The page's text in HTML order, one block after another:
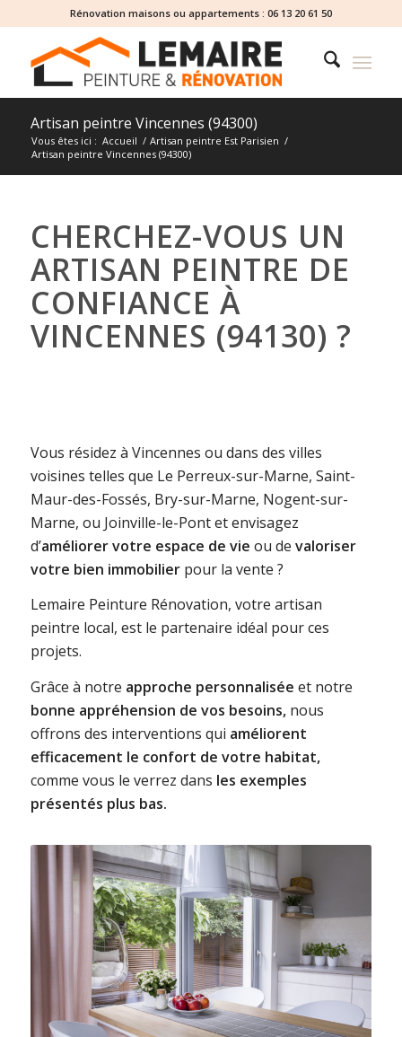
Rénovation maisons ou appartements : 06 13 20 61 50
Artisan peintre Vincennes (94300)
Vous êtes ici : Accueil / Artisan peintre Est Parisien /
Artisan peintre Vincennes (94300)
CHERCHEZ-VOUS UN
ARTISAN PEINTRE DE
CONFIANCE À
VINCENNES (94130) ?
Vous résidez à Vincennes ou dans des villes
voisines telles que Le Perreux-sur-Marne, Saint-
Maur-des-Fossés, Bry-sur-Marne, Nogent-sur-
Marne, ou Joinville-le-Pont et envisagez
d’améliorer votre espace de vie ou de valoriser
votre bien immobilierpour la vente ?
Lemaire Peinture Rénovation, votre artisan
peintre local, est le partenaire idéal pour ces
projets.
Grâce à notre approche personnalisée et notre
bonne appréhension de vos besoins,nous
offrons des interventions qui améliorent
efficacement le confort de votre habitat,
comme vous le verrez dans les exemples
présentés plus bas.